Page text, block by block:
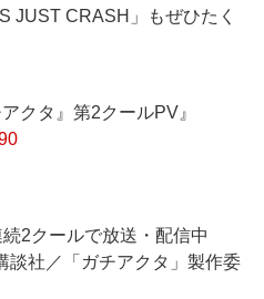
JUST CRASH」もぜひたく
クタ』第2クールPV』
2クールで放送・配信中
談社／「ガチアクタ」製作委